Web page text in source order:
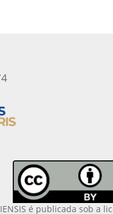
é publicada sob a